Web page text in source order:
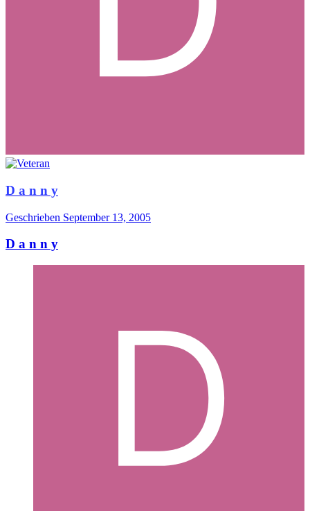
D a n n y
Geschrieben September 13, 2005
D a n n y